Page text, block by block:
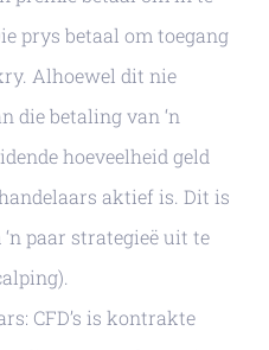
prys betaal om toegang
Alhoewel dit nie
die betaling van ‘n
hoeveelheid geld
aktief is. Dit is
paar strategieë uit te
CFD’s is kontrakte